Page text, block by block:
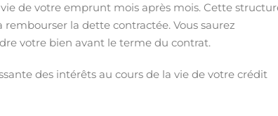
de votre emprunt mois après mois. Cette
la dette contractée. Vous saurez
votre bien avant le terme du contrat.
des intérêts au cours de la vie de votre crédit